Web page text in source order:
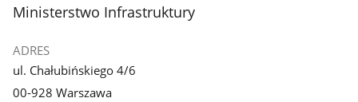
stopka
Ministerstwo Infrastruktury
ADRES
ul. Chałubińskiego 4/6
00-928 Warszawa